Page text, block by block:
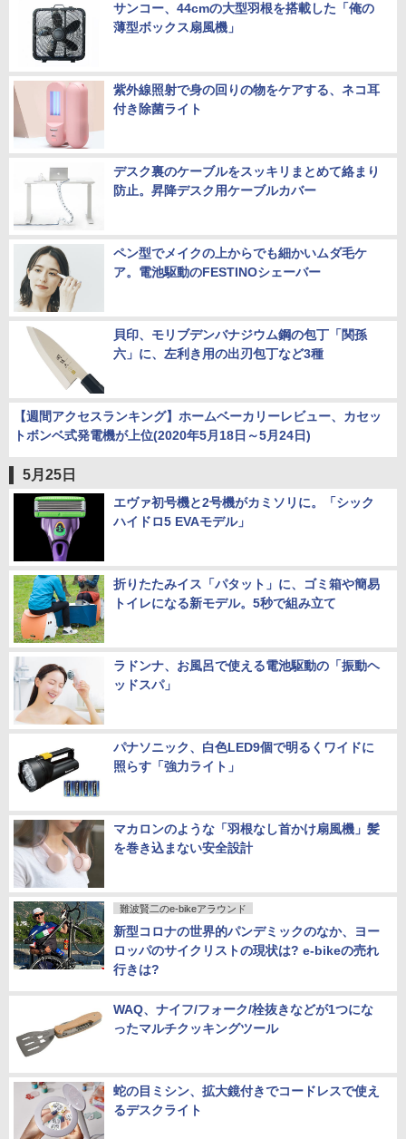
サンコー、44cmの大型羽根を搭載した「俺の
薄型ボックス扇風機」
紫外線照射で身の回りの物をケアする、ネコ耳
付き除菌ライト
デスク裏のケーブルをスッキリまとめて絡まり
防止。昇降デスク用ケーブルカバー
ペン型でメイクの上からでも細かいムダ毛ケ
ア。電池駆動のFESTINOシェーバー
貝印、モリブデンバナジウム鋼の包丁「関孫
六」に、左利き用の出刃包丁など3種
【週間アクセスランキング】ホームベーカリーレビュー、カセッ
トボンベ式発電機が上位(2020年5月18日～5月24日)
5月25日
エヴァ初号機と2号機がカミソリに。「シック
ハイドロ5 EVAモデル」
折りたたみイス「パタット」に、ゴミ箱や簡易
トイレになる新モデル。5秒で組み立て
ラドンナ、お風呂で使える電池駆動の「振動ヘ
ッドスパ」
パナソニック、白色LED9個で明るくワイドに
照らす「強力ライト」
マカロンのような「羽根なし首かけ扇風機」髪
を巻き込まない安全設計
難波賢二のe-bikeアラウンド
新型コロナの世界的パンデミックのなか、ヨー
ロッパのサイクリストの現状は? e-bikeの売れ
行きは?
WAQ、ナイフ/フォーク/栓抜きなどが1つにな
ったマルチクッキングツール
蛇の目ミシン、拡大鏡付きでコードレスで使え
るデスクライト